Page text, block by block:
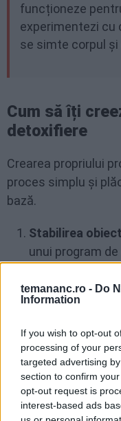
temananc.ro - Do
Information
If you wish to opt-out
processing of your
targeted advertising
section to confirm
opt-out request is
interest-based ads
funcționeze
experimentezi cu
se simte corpul
Cum să îți
detoxifiere
Crearea propriului
proces simplu și
bază.
Stabilirea
unui program
digestiei,
îmbunătățirea
Alegerea
eficiente pentru
sus), alege
potrivesc cu